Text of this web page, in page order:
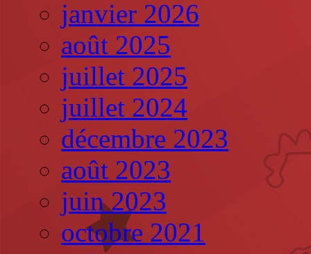
janvier 2026
août 2025
juillet 2025
juillet 2024
décembre 2023
août 2023
juin 2023
octobre 2021